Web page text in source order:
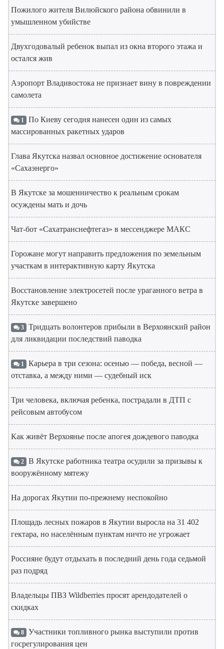
Пожилого жителя Вилюйского района обвинили в
умышленном убийстве
Двухгодовалый ребенок выпал из окна второго этажа и
остался жив
Аэропорт Владивостока не признает вину в повреждении
самолета
1 По Киеву сегодня нанесен один из самых
массированных ракетных ударов
Глава Якутска назвал основное достижение основателя
«Сахаэнерго»
В Якутске за мошенничество к реальным срокам
осуждены мать и дочь
Чат-бот «Сахатранснефтегаз» в мессенджере МАКС
Горожане могут направить предложения по земельным
участкам в интерактивную карту Якутска
Восстановление электросетей после ураганного ветра в
Якутске завершено
3 Тридцать волонтеров прибыли в Верхоянский район
для ликвидации последствий паводка
1 Карьера в три сезона: осенью — победа, весной —
отставка, а между ними — судебный иск
Три человека, включая ребенка, пострадали в ДТП с
рейсовым автобусом
Как живёт Верхоянье после апогея дождевого паводка
2 В Якутске работника театра осудили за призывы к
вооружённому мятежу
На дорогах Якутии по-прежнему неспокойно
Площадь лесных пожаров в Якутии выросла на 31 402
гектара, но населённым пунктам ничто не угрожает
Россияне будут отдыхать в последний день года седьмой
раз подряд
Владельцы ПВЗ Wildberries просят арендодателей о
скидках
8 Участники топливного рынка выступили против
госрегулирования цен